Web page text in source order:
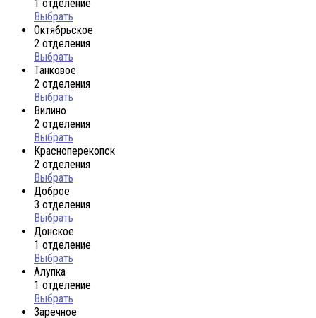
1 отделение
Выбрать
Октябрьское
2 отделения
Выбрать
Танковое
2 отделения
Выбрать
Вилино
2 отделения
Выбрать
Красноперекопск
2 отделения
Выбрать
Доброе
3 отделения
Выбрать
Донское
1 отделение
Выбрать
Алупка
1 отделение
Выбрать
Заречное